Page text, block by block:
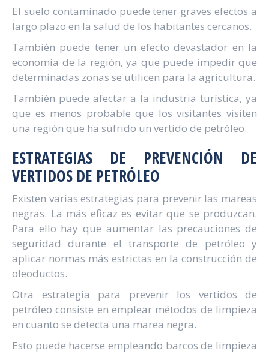
El suelo contaminado puede tener graves efectos a
largo plazo en la salud de los habitantes cercanos.
También puede tener un efecto devastador en la
economía de la región, ya que puede impedir que
determinadas zonas se utilicen para la agricultura.
También puede afectar a la industria turística, ya
que es menos probable que los visitantes visiten
una región que ha sufrido un vertido de petróleo.
ESTRATEGIAS DE PREVENCIÓN DE
VERTIDOS DE PETRÓLEO
Existen varias estrategias para prevenir las mareas
negras. La más eficaz es evitar que se produzcan.
Para ello hay que aumentar las precauciones de
seguridad durante el transporte de petróleo y
aplicar normas más estrictas en la construcción de
oleoductos.
Otra estrategia para prevenir los vertidos de
petróleo consiste en emplear métodos de limpieza
en cuanto se detecta una marea negra.
Esto puede hacerse empleando barcos de limpieza